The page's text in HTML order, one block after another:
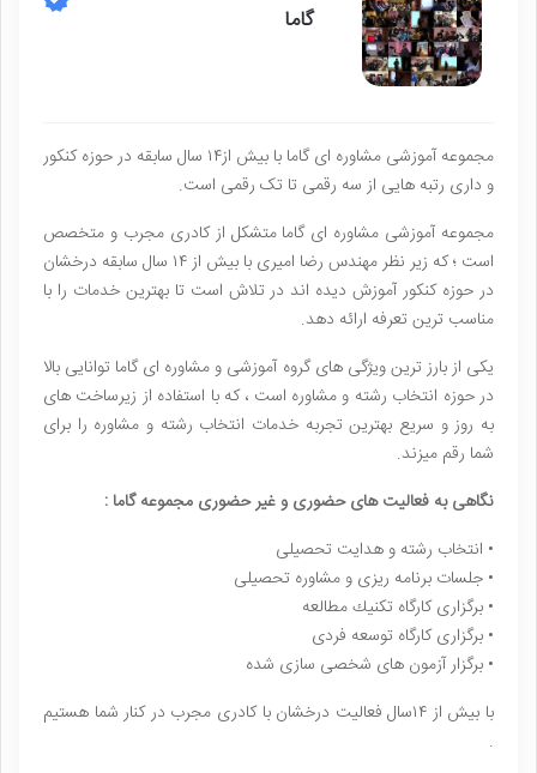
گاما
مجموعه آموزشی مشاوره ای گاما با بیش از۱۴ سال سابقه در حوزه کنکور
و داری رتبه هایی از سه رقمی تا تک رقمی است.
مجموعه آموزشی مشاوره‌ ای گاما متشکل از کادری مجرب و متخصص
است ؛ که زیر نظر مهندس رضا امیری با بیش از ۱۴ سال سابقه درخشان
در حوزه کنکور آموزش دیده اند در تلاش است تا بهترین خدمات را با
مناسب ترین تعرفه ارائه دهد.
یکی از بارز ترین ویژگی های گروه آموزشی و مشاوره ای گاما توانایی بالا
در حوزه انتخاب رشته و مشاوره است ، که با استفاده از زیرساخت های
به روز و سریع بهترین تجربه خدمات انتخاب رشته و مشاوره را برای
شما رقم میزند.
نگاهی به فعالیت هاى حضورى و غير حضورى مجموعه گاما :
• انتخاب رشته و هدايت تحصيلى
• جلسات برنامه ريزى و مشاوره تحصيلى
• برگزاری کارگاه تكنيك مطالعه
• برگزارى كارگاه توسعه فردى
• برگزار آزمون هاى شخصى سازى شده
با بيش از ۱۴سال فعاليت درخشان با كادرى مجرب در كنار شما هستيم
.